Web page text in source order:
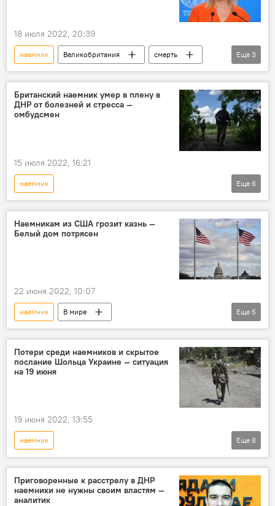
18 июля 2022, 20:39
наемник Великобритания
смерть
МИД РФ
Мария Захарова Украина
Еще 3
Британский наемник умер в плену в
ДНР от болезней и стресса —
омбудсмен
15 июля 2022, 16:21
наемник
Спецоперация России по защите Донбасса
смерть
омбудсмен
Великобритания
Еще 6
Наемникам из США грозит казнь —
Белый дом потрясен
22 июня 2022, 10:07
наемник
В мире
Спецоперация России по защите Донбасса
казнь
Еще 5
Потери среди наемников и скрытое
послание Шольца Украине — ситуация
на 19 июня
19 июня 2022, 13:55
наемник
Спецоперация России по защите Донбасса
спецоперация
ситуация
Рамзан Кадыров
НАТО
Еще 8
Приговоренные к расстрелу в ДНР
наемники не нужны своим властям —
аналитик